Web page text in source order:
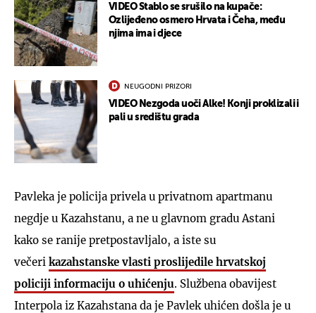
VIDEO Stablo se srušilo na kupače:
Ozlijeđeno osmero Hrvata i Čeha, među
njima ima i djece
NEUGODNI PRIZORI
VIDEO Nezgoda uoči Alke! Konji proklizali i
pali u središtu grada
Pavleka je policija privela u privatnom apartmanu
negdje u Kazahstanu, a ne u glavnom gradu Astani
kako se ranije pretpostavljalo, a iste su
večeri kazahstanske vlasti proslijedile hrvatskoj
policiji informaciju o uhićenju. Službena obavijest
Interpola iz Kazahstana da je Pavlek uhićen došla je u